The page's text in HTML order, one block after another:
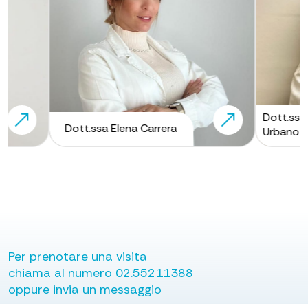
Dott.ssa Elena Carrera
Dott.ssa Chiara
Urbano
Per prenotare una visita
chiama al numero 02.55211388
oppure invia un messaggio